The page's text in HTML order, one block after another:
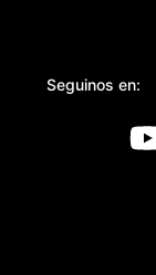
Seguinos en: